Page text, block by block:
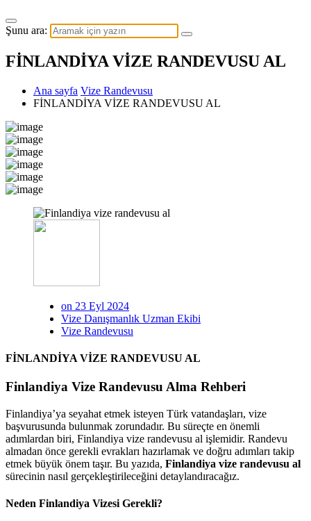
Şunu ara:
FİNLANDİYA VİZE RANDEVUSU AL
Ana sayfa Vize Randevusu
FİNLANDİYA VİZE RANDEVUSU AL
on 23 Eyl 2024
Vize Danışmanlık Uzman Ekibi
Vize Randevusu
FİNLANDİYA VİZE RANDEVUSU AL
Finlandiya Vize Randevusu Alma Rehberi
Finlandiya’ya seyahat etmek isteyen Türk vatandaşları, vize
başvurusunda bulunmak zorundadır. Bu süreçte en önemli
adımlardan biri, Finlandiya vize randevusu al işlemidir. Randevu
almadan önce gerekli evrakları hazırlamak ve doğru adımları takip
etmek büyük önem taşır. Bu yazıda, Finlandiya vize randevusu al
sürecinin nasıl gerçekleştirileceğini detaylandıracağız.
Neden Finlandiya Vizesi Gerekli?